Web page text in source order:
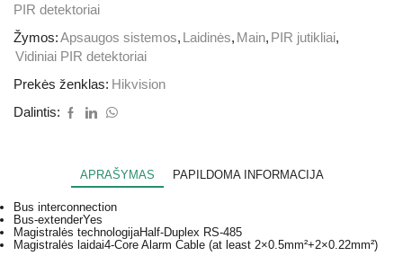
PIR detektoriai
Žymos:Apsaugos sistemos, Laidinės, Main, PIR jutikliai,
Vidiniai PIR detektoriai
Prekės ženklas: Hikvision
Dalintis:
APRAŠYMAS PAPILDOMA INFORMACIJA
Bus interconnection
Bus-extenderYes
Magistralės technologijaHalf-Duplex RS-485
Magistralės laidai4-Core Alarm Cable (at least 2×0.5mm²+2×0.22mm²)